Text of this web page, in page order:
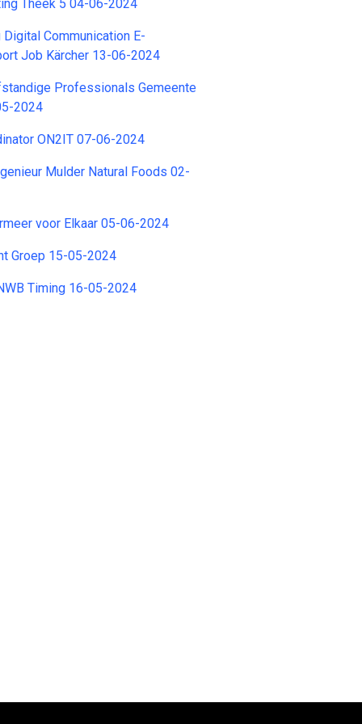
Theek 5 04-06-2024
Communication E-
Job Kärcher 13-06-2024
Professionals Gemeente
2024
ON2IT 07-06-2024
Mulder Natural Foods 02-
voor Elkaar 05-06-2024
Groep 15-05-2024
Timing 16-05-2024